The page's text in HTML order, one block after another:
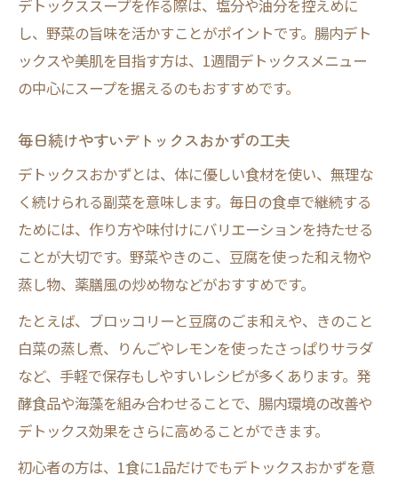
デトックススープを作る際は、塩分や油分を控えめに
し、野菜の旨味を活かすことがポイントです。腸内デト
ックスや美肌を目指す方は、1週間デトックスメニュー
の中心にスープを据えるのもおすすめです。
毎日続けやすいデトックスおかずの工夫
デトックスおかずとは、体に優しい食材を使い、無理な
く続けられる副菜を意味します。毎日の食卓で継続する
ためには、作り方や味付けにバリエーションを持たせる
ことが大切です。野菜やきのこ、豆腐を使った和え物や
蒸し物、薬膳風の炒め物などがおすすめです。
たとえば、ブロッコリーと豆腐のごま和えや、きのこと
白菜の蒸し煮、りんごやレモンを使ったさっぱりサラダ
など、手軽で保存もしやすいレシピが多くあります。発
酵食品や海藻を組み合わせることで、腸内環境の改善や
デトックス効果をさらに高めることができます。
初心者の方は、1食に1品だけでもデトックスおかずを意